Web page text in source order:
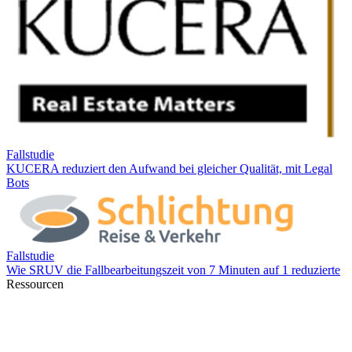
Ressourcen